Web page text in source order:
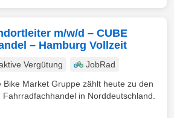
m/w/d – CUBE
– Hamburg Vollzeit
Vergütung
JobRad
Bike Market Gruppe zählt heute zu den
in Norddeutschland.